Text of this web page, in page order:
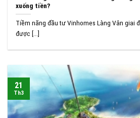
xuống tiền?
Tiềm năng đầu tư Vinhomes Làng Vân giai
được [...]
21
Th3